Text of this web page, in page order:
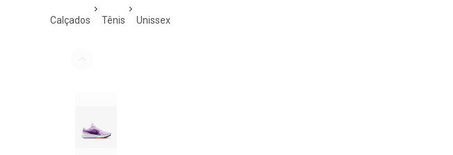
calçados tênis unissex